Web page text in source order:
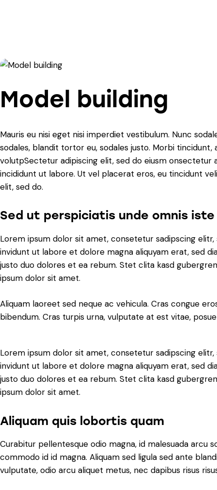
Model building
Mauris eu nisi eget nisi imperdiet vestibulum. Nunc
sodales, blandit tortor eu, sodales justo. Morbi
volutpSectetur adipiscing elit, sed do eiusm onsectetur
incididunt ut labore. Ut vel placerat eros, eu tincidunt
elit, sed do.
Sed ut perspiciatis unde omnis
Lorem ipsum dolor sit amet, consetetur sadipscing
invidunt ut labore et dolore magna aliquyam erat, sed
justo duo dolores et ea rebum. Stet clita kasd
ipsum dolor sit amet.
Aliquam laoreet sed neque ac vehicula. Cras congue
bibendum. Cras turpis urna, vulputate at est vitae,
Lorem ipsum dolor sit amet, consetetur sadipscing
invidunt ut labore et dolore magna aliquyam erat, sed
justo duo dolores et ea rebum. Stet clita kasd
ipsum dolor sit amet.
Aliquam quis lobortis quam
Curabitur pellentesque odio magna, id malesuada arcu
commodo id id magna. Aliquam sed ligula sed ante
vulputate, odio arcu aliquet metus, nec dapibus risus